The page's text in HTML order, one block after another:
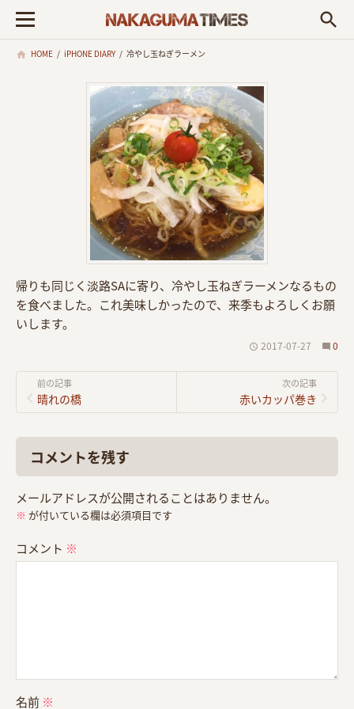
search
HOME / iPHONE DIARY / 冷やし玉ねぎラーメン
帰りも同じく淡路SAに寄り、冷やし玉ねぎラーメンなるもの
を食べました。これ美味しかったので、来季もよろしくお願
いします。
2017-07-27 0
前の記事
晴れの橋
次の記事
赤いカッパ巻き
コメントを残す
メールアドレスが公開されることはありません。
※ が付いている欄は必須項目です
コメント ※
名前 ※